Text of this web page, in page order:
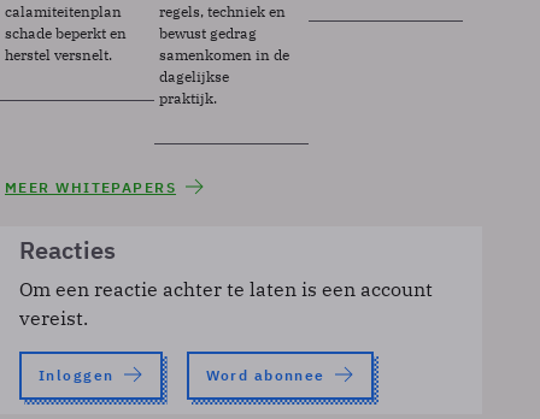
calamiteitenplan
schade beperkt en
herstel versnelt.
regels, techniek en
bewust gedrag
samenkomen in de
dagelijkse
praktijk.
MEER WHITEPAPERS
Reacties
Om een reactie achter te laten is een account
vereist.
Inloggen Word abonnee